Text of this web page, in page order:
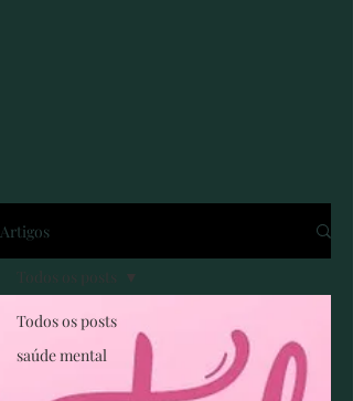
Artigos
Todos os posts
saúde mental
Todos os posts